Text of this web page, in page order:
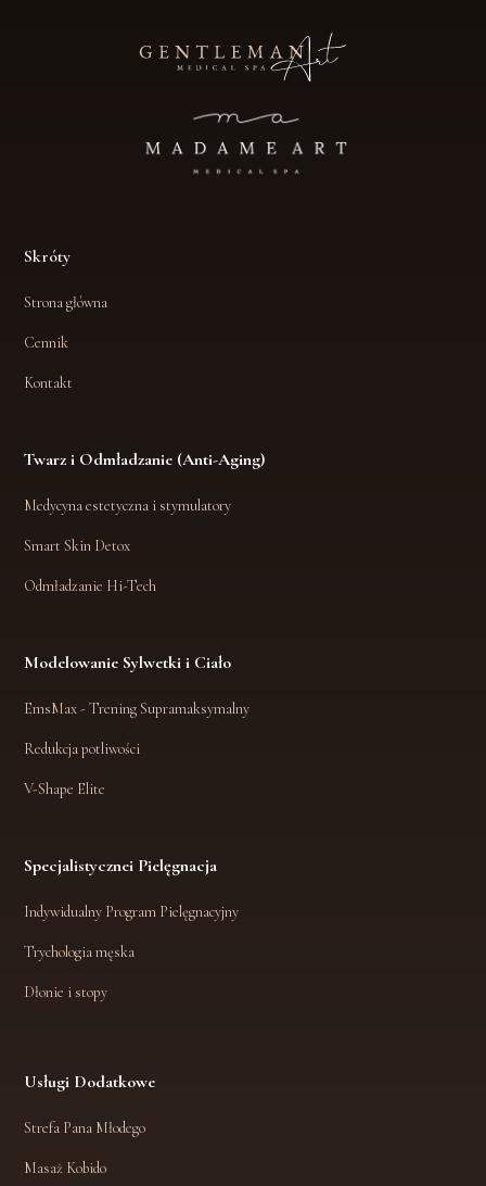
Skróty
Strona główna
Cennik
Kontakt
Twarz i Odmładzanie (Anti-Aging)
Medycyna estetyczna i stymulatory
Smart Skin Detox
Odmładzanie Hi-Tech
Modelowanie Sylwetki i Ciało
EmsMax - Trening Supramaksymalny
Redukcja potliwości
V-Shape Elite
Specjalistycznei Pielęgnacja
Indywidualny Program Pielęgnacyjny
Trychologia męska
Dłonie i stopy
Usługi Dodatkowe
Strefa Pana Młodego
Masaż Kobido